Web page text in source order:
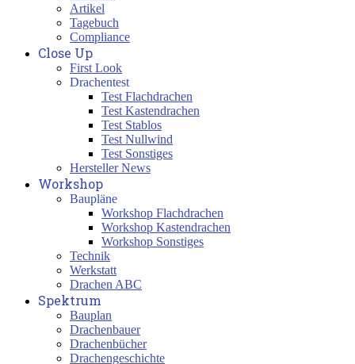
Artikel
Tagebuch
Compliance
Close Up
First Look
Drachentest
Test Flachdrachen
Test Kastendrachen
Test Stablos
Test Nullwind
Test Sonstiges
Hersteller News
Workshop
Baupläne
Workshop Flachdrachen
Workshop Kastendrachen
Workshop Sonstiges
Technik
Werkstatt
Drachen ABC
Spektrum
Bauplan
Drachenbauer
Drachenbücher
Drachengeschichte